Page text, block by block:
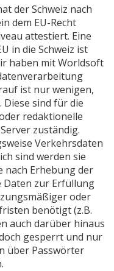
der Schweiz nach
dem EU-Recht
attestiert. Eine
in die Schweiz ist
haben mit Worldsoft
ist nur wenigen,
sind für die
redaktionelle
zuständig.
Verkehrsdaten
sind werden sie
nach Erhebung der
Daten zur Erfüllung
oder
benötigt (z.B.
auch darüber hinaus
gesperrt und nur
über Passwörter